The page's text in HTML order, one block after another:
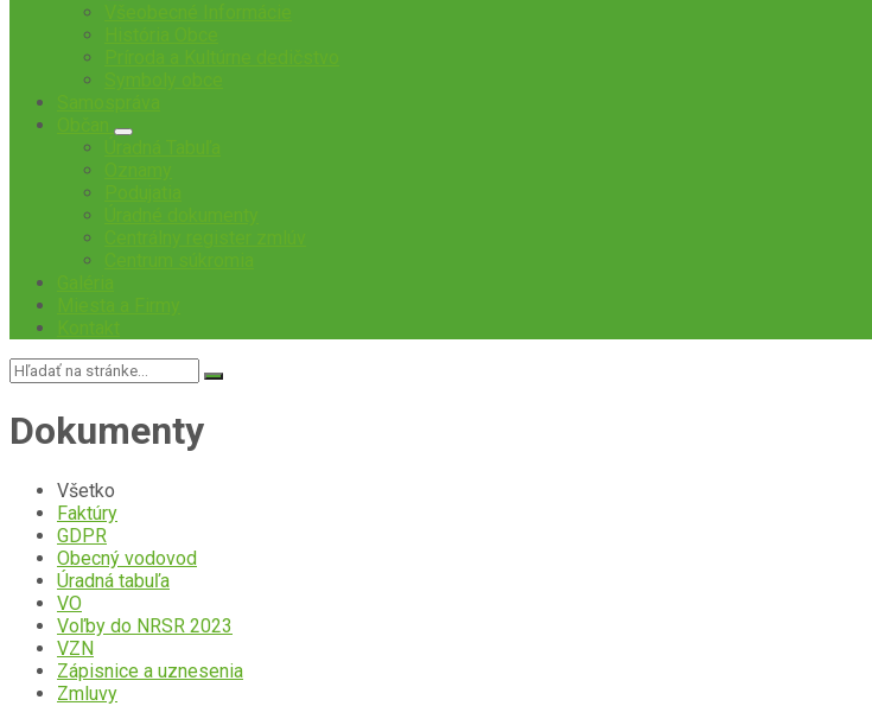
Vyhľadávanie:
Dokumenty
Všetko
Faktúry
GDPR
Obecný vodovod
Úradná tabuľa
VO
Voľby do NRSR 2023
VZN
Zápisnice a uznesenia
Zmluvy